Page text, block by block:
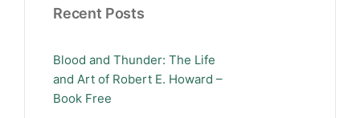
Recent Posts
Blood and Thunder: The Life
and Art of Robert E. Howard –
Book Free